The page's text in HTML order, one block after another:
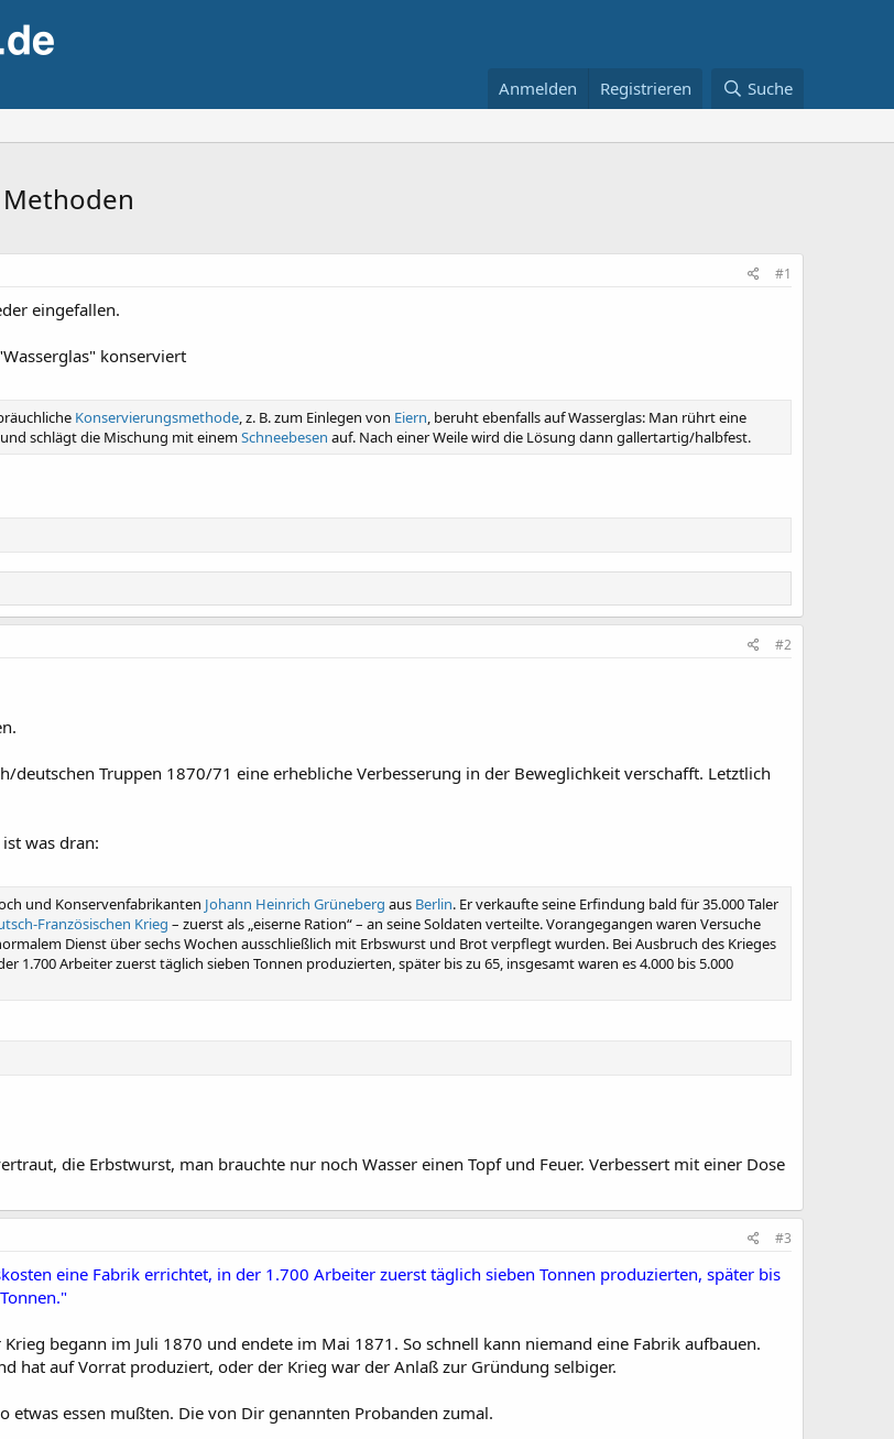
Anmelden Registrieren Suche
#1
eingefallen.
konserviert
Konservierungsmethode , z. B. zum Einlegen von Eiern , beruht ebenfalls auf Wasserglas: Man rührt eine
schlägt die Mischung mit einemSchneebesen auf. Nach einer Weile wird die Lösung dann gallertartig/halbfest.
#2
deutschen Truppen 1870/71 eine erhebliche Verbesserung in der Beweglichkeit verschafft. Letztlich
was dran:
und Konservenfabrikanten Johann Heinrich Grüneberg aus Berlin. Er verkaufte seine Erfindung bald für 35.000 Taler
Französischen Krieg – zuerst als „eiserne Ration“ – an seine Soldaten verteilte. Vorangegangen waren Versuche
Dienst über sechs Wochen ausschließlich mit Erbswurst und Brot verpflegt wurden. Bei Ausbruch des Krieges
1.700 Arbeiter zuerst täglich sieben Tonnen produzierten, später bis zu 65, insgesamt waren es 4.000 bis 5.000
die Erbstwurst, man brauchte nur noch Wasser einen Topf und Feuer. Verbessert mit einer Dose
#3
eine Fabrik errichtet, in der 1.700 Arbeiter zuerst täglich sieben Tonnen produzierten, später bis
begann im Juli 1870 und endete im Mai 1871. So schnell kann niemand eine Fabrik aufbauen.
hat auf Vorrat produziert, oder der Krieg war der Anlaß zur Gründung selbiger.
etwas essen mußten. Die von Dir genannten Probanden zumal.